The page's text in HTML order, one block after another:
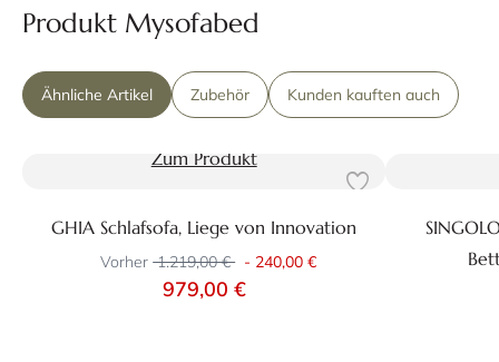
Produkt Mysofabed
Ähnliche Artikel Zubehör Kunden kauften auch
Zum Produkt
GHIA Schlafsofa, Liege von Innovation
Vorher 1.219,00 € - 240,00 €
979,00 €